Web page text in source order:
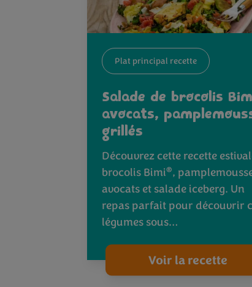
Plat principal recette
Salade de brocolis
avocats,
grillés
Découvrez cette recette
brocolis Bimi®,
avocats et salade iceberg. Un
repas parfait pour découvrir
légumes sous…
Voir la recette